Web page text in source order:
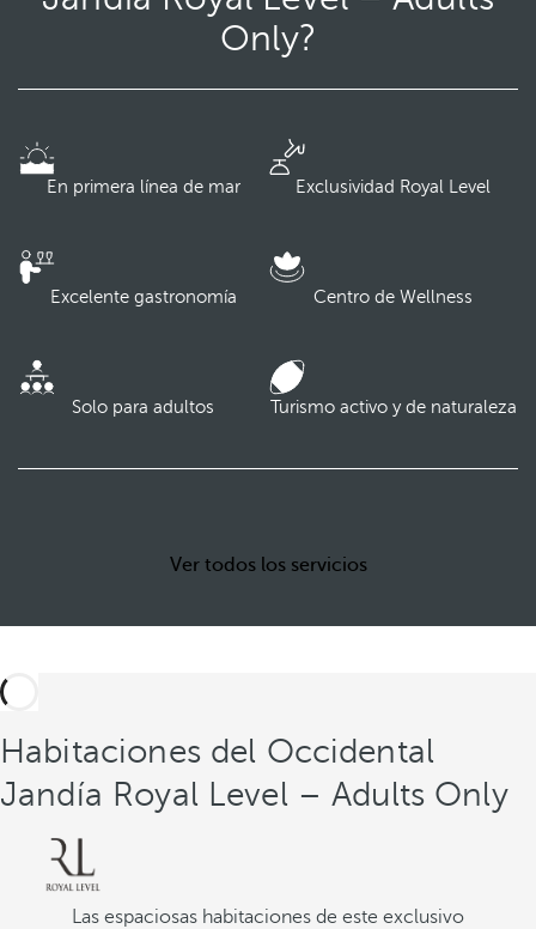
Only?
En primera línea de mar Exclusividad Royal Level
Excelente gastronomía Centro de Wellness
Solo para adultos Turismo activo y de naturaleza
Ver todos los servicios
Habitaciones del Occidental
Jandía Royal Level – Adults Only
Las espaciosas habitaciones de este exclusivo